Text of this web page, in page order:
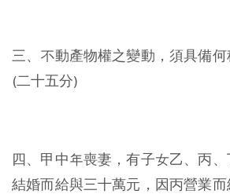
三、不動產物權之變動，須具備何
(二十五分)
四、甲中年喪妻，有子女乙、丙
結婚而給與三十萬元，因丙營業